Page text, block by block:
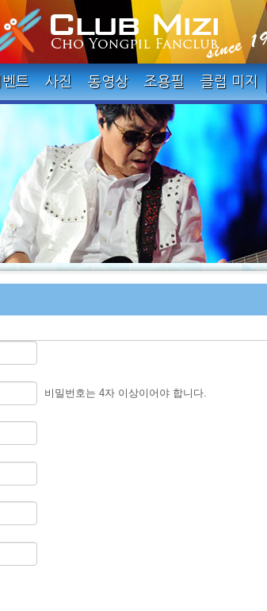
트 사진 동영상 조용필 클럽 미지
비밀번호는 4자 이상이어야 합니다.